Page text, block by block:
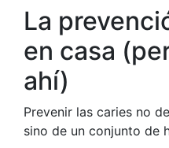
La
en casa
ahí)
Prevenir las caries no
sino de un conjunto de